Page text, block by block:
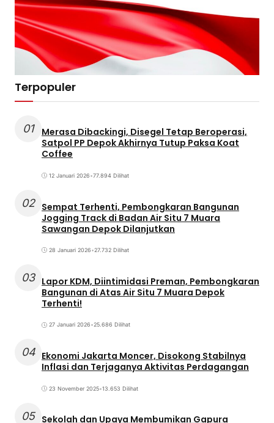
Terpopuler
01
Merasa Dibackingi, Disegel Tetap Beroperasi,
Satpol PP Depok Akhirnya Tutup Paksa Koat
Coffee
12 Januari 2026•77.894 Dilihat
02 Sempat Terhenti, Pembongkaran Bangunan
Jogging Track di Badan Air Situ 7 Muara
Sawangan Depok Dilanjutkan
28 Januari 2026•27.732 Dilihat
03 Lapor KDM, Diintimidasi Preman, Pembongkaran
Bangunan di Atas Air Situ 7 Muara Depok
Terhenti!
27 Januari 2026•25.686 Dilihat
04 Ekonomi Jakarta Moncer, Disokong Stabilnya
Inflasi dan Terjaganya Aktivitas Perdagangan
23 November 2025•13.653 Dilihat
05 Sekolah dan Upaya Membumikan Gapura